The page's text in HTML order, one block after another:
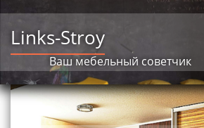
Links-Stroy
Ваш мебельный советчик